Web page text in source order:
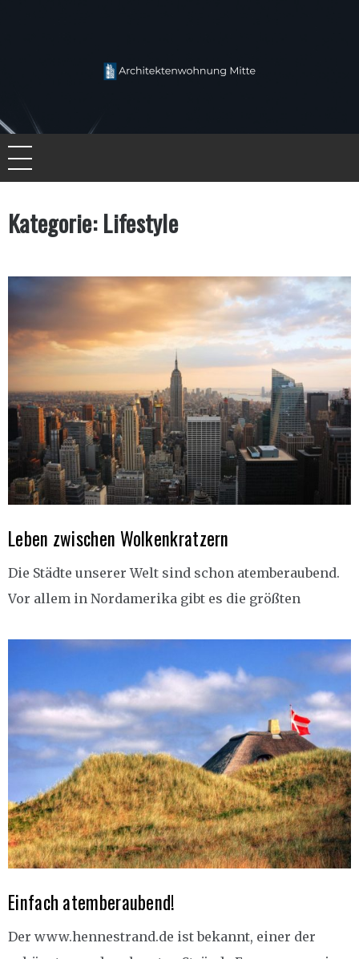
Kategorie:Lifestyle
Leben zwischen Wolkenkratzern
Die Städte unserer Welt sind schon atemberaubend.
Vor allem in Nordamerika gibt es die größten
Einfach atemberaubend!
Der www.hennestrand.de ist bekannt, einer der